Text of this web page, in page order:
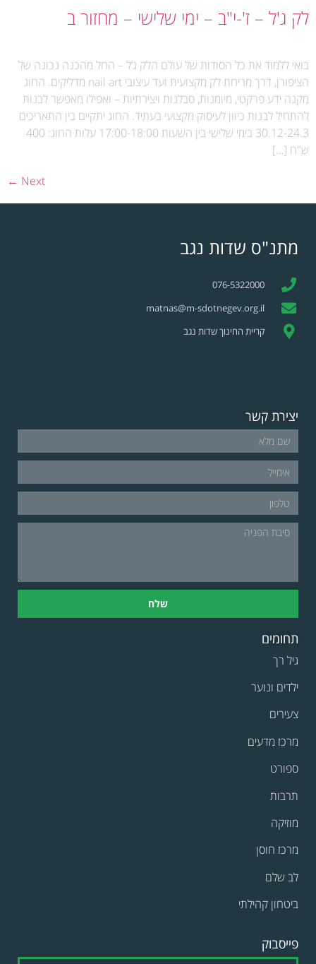
לק ג'ל – ז'-י"ב – ימי שלישי – מחזור ב
בואי ללמוד את כל הסודות של עולם הלק ג’ל – החל מהכנה נכונה של
הציפורן, דרך מריחת לק מקצועית ועד עיצובי nail art מדליקים. החוג
מקנה ידע פרקטי, מיומנות, סבלנות ויצירתיות – ואפילו מאפשר לבנות
להתחיל לבנות כיוון לעיסוק מקצועי בעתיד. החוג יתקיים בין התאריכים
30.12-24.3 בימי שלישי בין השעות 17:00-18:00 עלות החוג: 400
ש"ח […]
Next
←
מתנ"ס שדות נגב
076-5322000
matnas@m-sdotnegev.org.il
קריית החינוך שדות נגב
יצירת קשר
שלח
תחומים
גיל רך
ילדים ונוער
צעירים
מרכז מדעים
ספורט
תרבות
מוזיקה
מרכז חוסן
לב שלם
ביטחון קהילתי
פייסבוק